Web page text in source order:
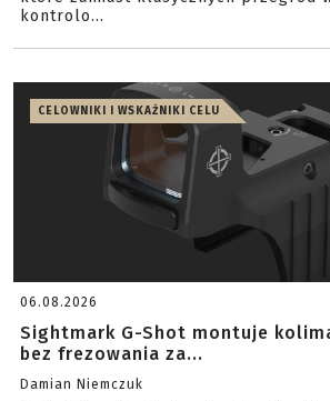
kontrolo...
CELOWNIKI I WSKAŹNIKI CELU
06.08.2026
Sightmark G-Shot montuje
bez frezowania za...
Damian Niemczuk